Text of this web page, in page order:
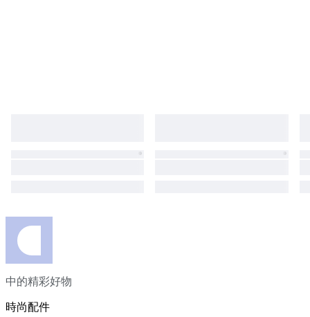
中的精彩好物
時尚配件